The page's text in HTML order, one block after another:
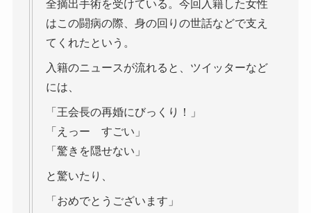
全摘出手術を受けている。今回入籍した女性
はこの闘病の際、身の回りの世話などで支え
てくれたという。
入籍のニュースが流れると、ツイッターなど
には、
「王会長の再婚にびっくり！」
「えっー すごい」
「驚きを隠せない」
と驚いたり、
「おめでとうございます」